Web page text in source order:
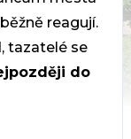
reagují.
tazatelé se
do